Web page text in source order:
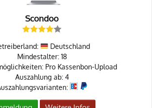
Scondoo
Deutschland
Mindestalter: 18
Pro Kassenbon-Upload
Auszahlung ab: 4